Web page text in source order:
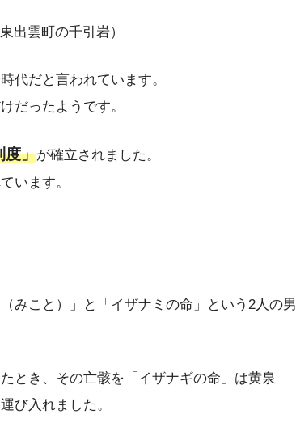
出雲町の千引岩）
代だと言われています。
だったようです。
度」が確立されました。
います。
みこと）」と「イザナミの命」という2人の男
とき、その亡骸を「イザナギの命」は黄泉
び入れました。